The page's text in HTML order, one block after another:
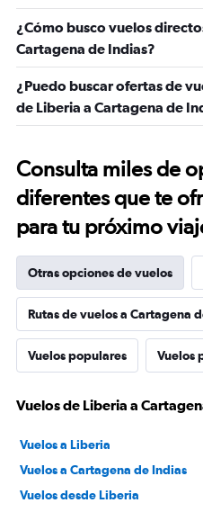
¿Cómo busco vuelos
Cartagena de Indias?
¿Puedo buscar ofertas de
de Liberia a Cartagena de
Consulta miles de
diferentes que te
para tu próximo
Otras opciones de vuelos
Rutas de vuelos a Cartagena
Vuelos populares Vuelos
Vuelos de Liberia a
Vuelos a Liberia
Vuelos a Cartagena de Indias
Vuelos desde Liberia